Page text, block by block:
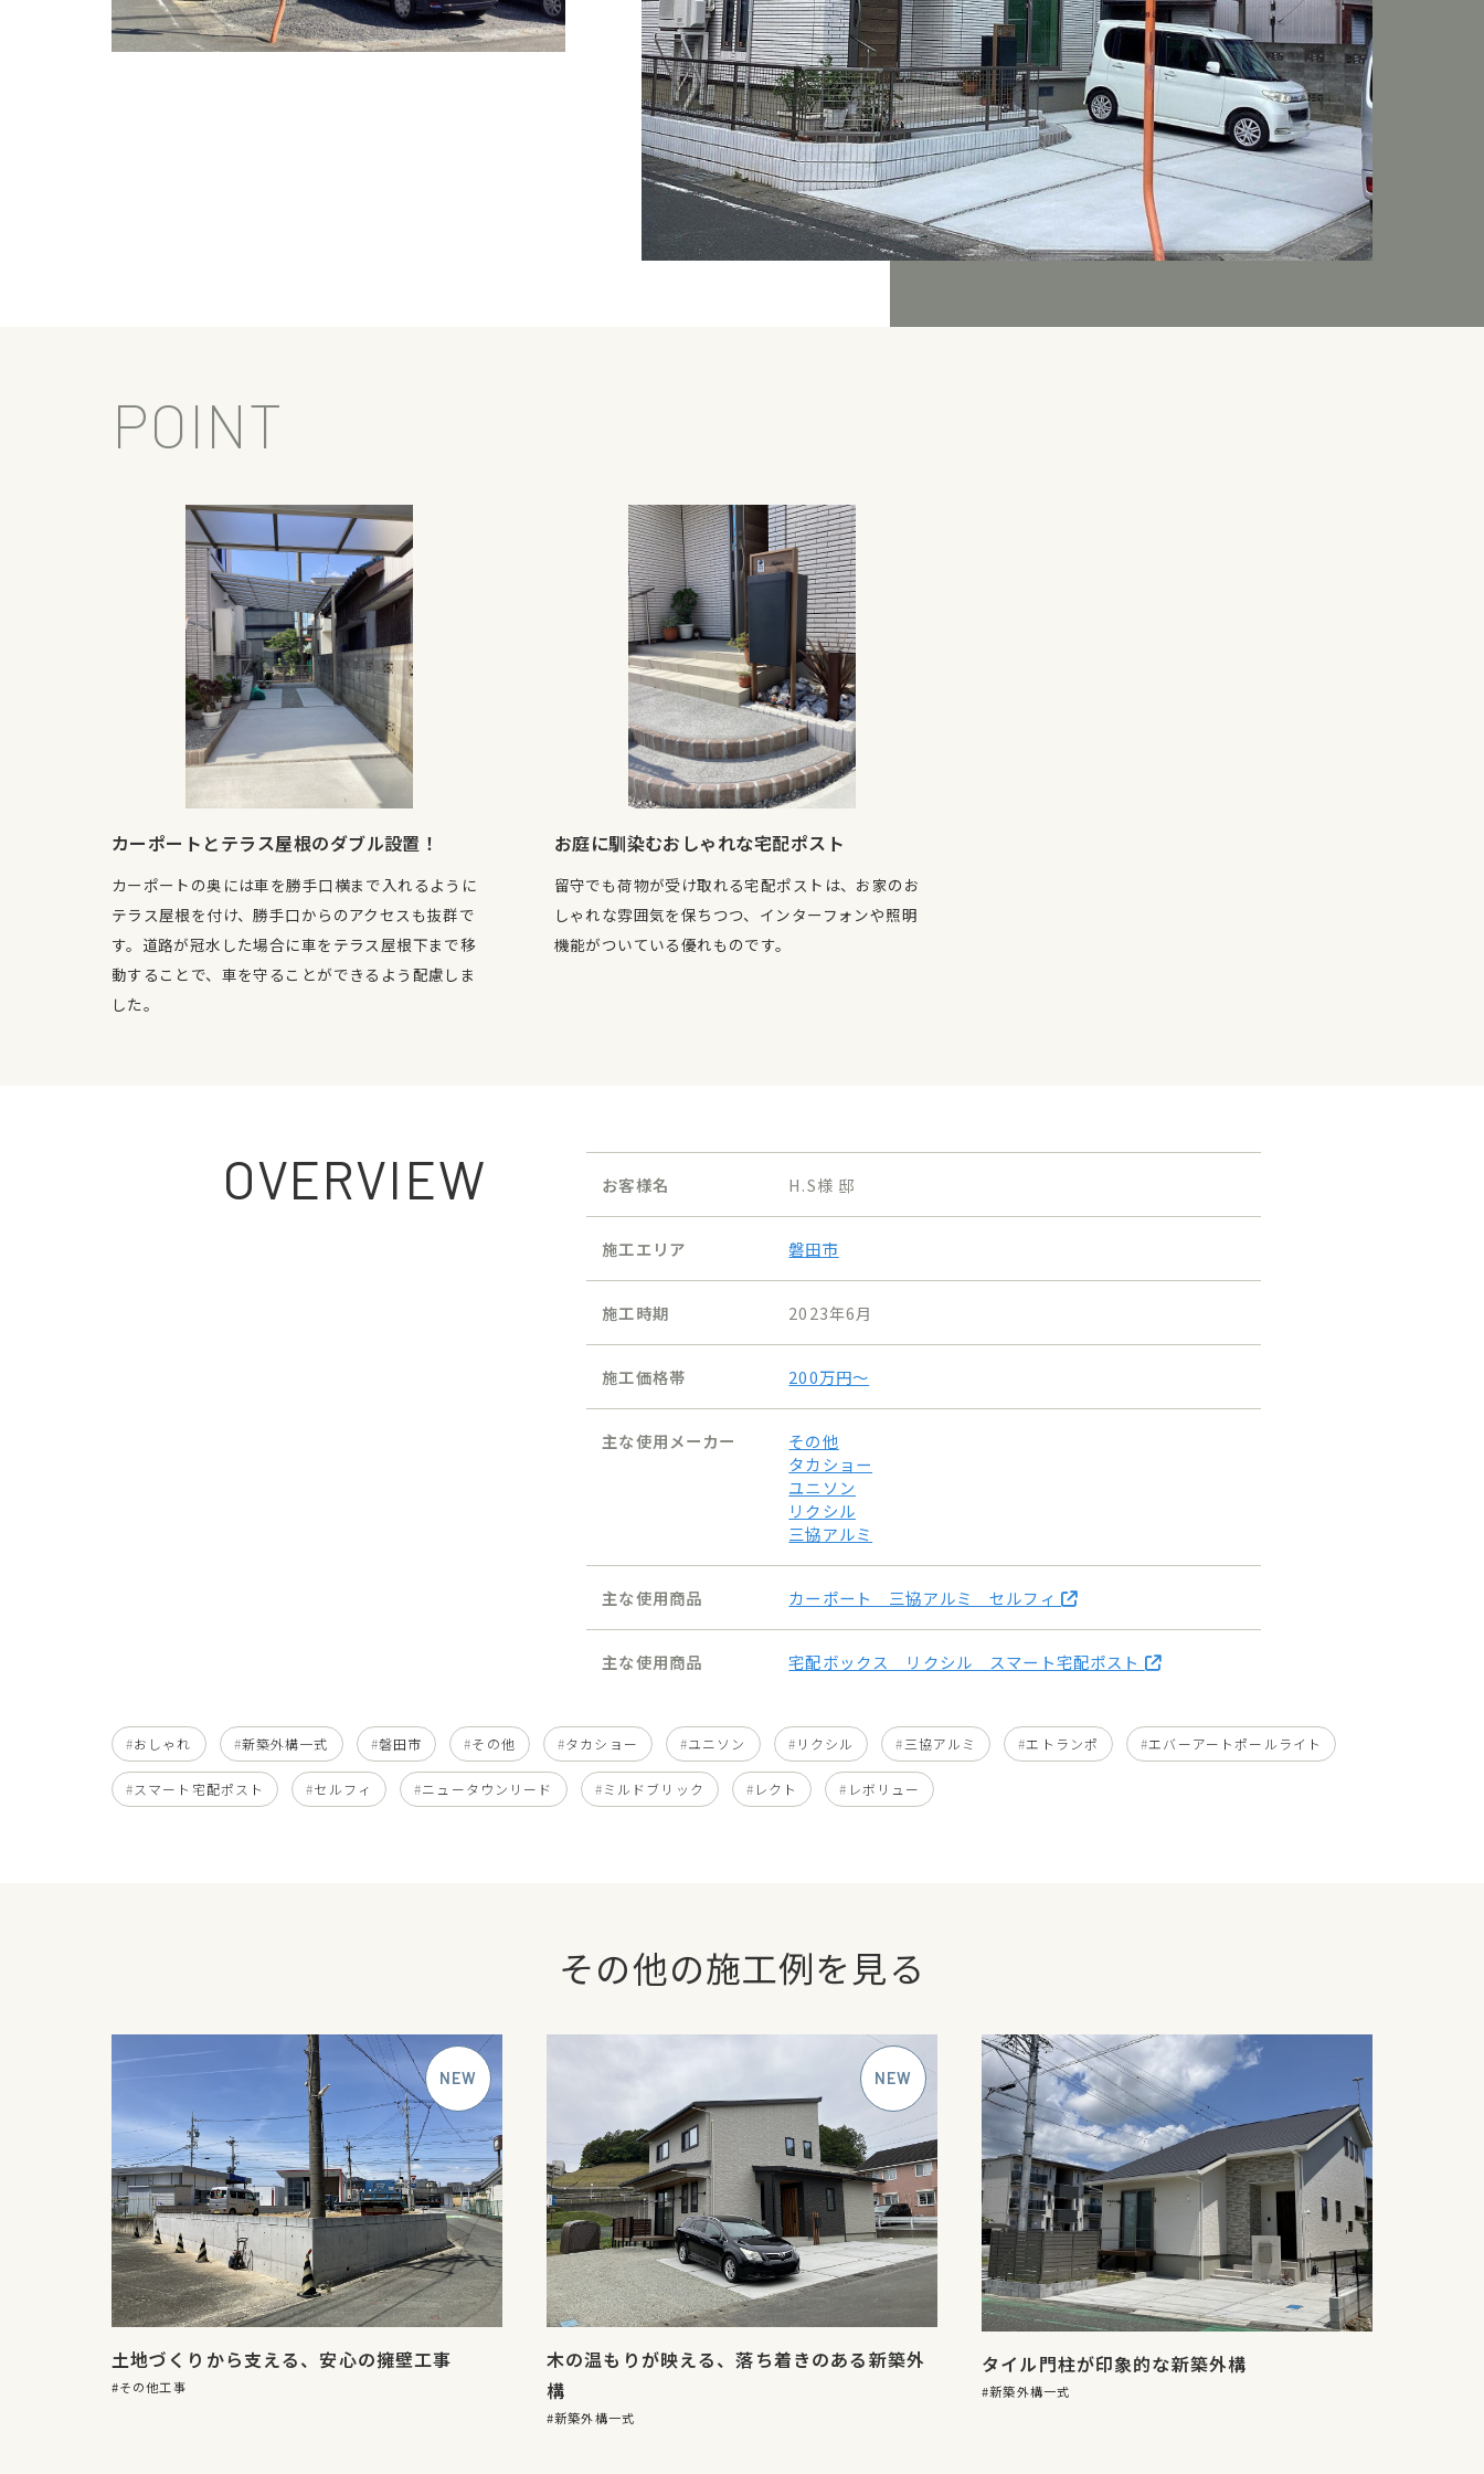
POINT
カーポートとテラス屋根のダブル設置！
カーポートの奥には車を勝手口横まで入れるように
テラス屋根を付け、勝手口からのアクセスも抜群で
す。道路が冠水した場合に車をテラス屋根下まで移
動することで、車を守ることができるよう配慮しま
した。
お庭に馴染むおしゃれな宅配ポスト
留守でも荷物が受け取れる宅配ポストは、お家のお
しゃれな雰囲気を保ちつつ、インターフォンや照明
機能がついている優れものです。
OVERVIEW お客様名 H.S様 邸
施工エリア 磐田市
施工時期 2023年6月
施工価格帯 200万円〜
主な使用メーカー
その他
タカショー
ユニソン
リクシル
三協アルミ
主な使用商品 カーポート 三協アルミ セルフィ
主な使用商品 宅配ボックス リクシル スマート宅配ポスト
おしゃれ 新築外構一式 磐田市 その他 タカショー ユニソン リクシル 三協アルミ エトランポ エバーアートポールライト
スマート宅配ポスト セルフィ ニュータウンリード ミルドブリック レクト レボリュー
その他の施工例を見る
土地づくりから支える、安心の擁壁工事
その他工事
木の温もりが映える、落ち着きのある新築外
構
新築外構一式
タイル門柱が印象的な新築外構
新築外構一式